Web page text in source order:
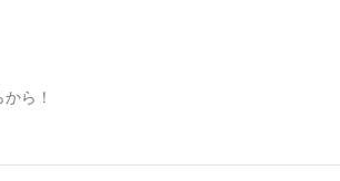
ら！